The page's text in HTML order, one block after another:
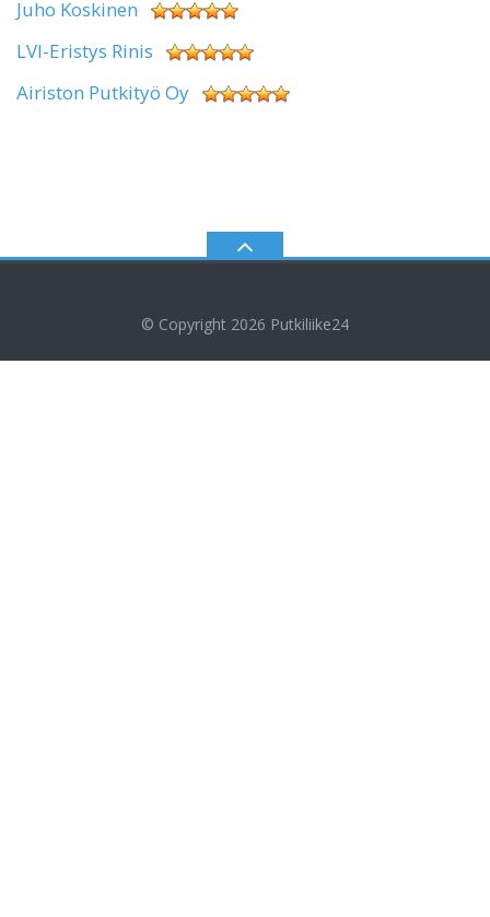
Juho Koskinen
LVI-Eristys Rinis
Airiston Putkityö Oy
© Copyright 2026 Putkiliike24